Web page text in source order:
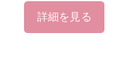
詳細を見る